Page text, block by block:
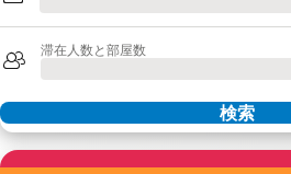
滞在人数と部屋数
検索
パートナー